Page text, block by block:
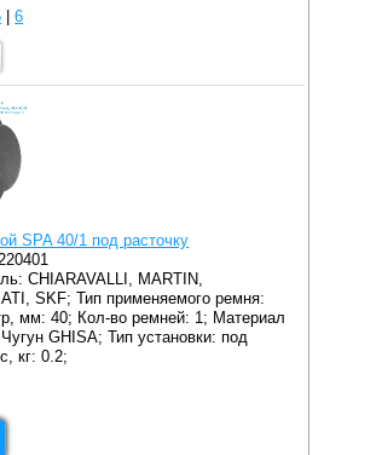
|6
SPA 40/1 под расточку
CHIARAVALLI, MARTIN,
SKF; Тип применяемого ремня:
мм: 40; Кол-во ремней: 1; Материал
GHISA; Тип установки: под
кг: 0.2;